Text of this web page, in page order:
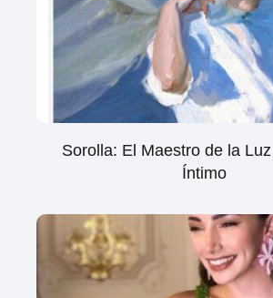
Sorolla: El Maestro de la
Íntimo